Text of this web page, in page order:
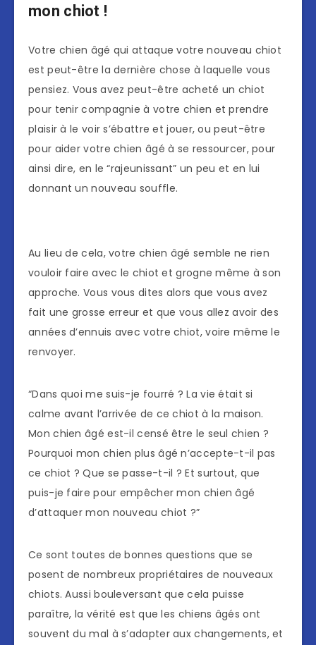
mon chiot !
Votre chien âgé qui attaque votre nouveau chiot
est peut-être la dernière chose à laquelle vous
pensiez. Vous avez peut-être acheté un chiot
pour tenir compagnie à votre chien et prendre
plaisir à le voir s’ébattre et jouer, ou peut-être
pour aider votre chien âgé à se ressourcer, pour
ainsi dire, en le “rajeunissant” un peu et en lui
donnant un nouveau souffle.
Au lieu de cela, votre chien âgé semble ne rien
vouloir faire avec le chiot et grogne même à son
approche. Vous vous dites alors que vous avez
fait une grosse erreur et que vous allez avoir des
années d’ennuis avec votre chiot, voire même le
renvoyer.
“Dans quoi me suis-je fourré ? La vie était si
calme avant l’arrivée de ce chiot à la maison.
Mon chien âgé est-il censé être le seul chien ?
Pourquoi mon chien plus âgé n’accepte-t-il pas
ce chiot ? Que se passe-t-il ? Et surtout, que
puis-je faire pour empêcher mon chien âgé
d’attaquer mon nouveau chiot ?”
Ce sont toutes de bonnes questions que se
posent de nombreux propriétaires de nouveaux
chiots. Aussi bouleversant que cela puisse
paraître, la vérité est que les chiens âgés ont
souvent du mal à s’adapter aux changements, et